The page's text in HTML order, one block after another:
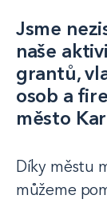
Jsme
naše
grantů,
osob a
město
Díky městu
můžeme